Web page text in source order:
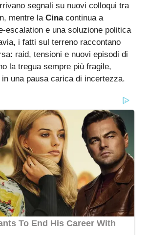
segnali su nuovi colloqui tra
mentre la Cinacontinua a
escalation e una soluzione politica
i fatti sul terreno raccontano
raid, tensioni e nuovi episodi di
la tregua sempre più fragile,
una pausa carica di incertezza.